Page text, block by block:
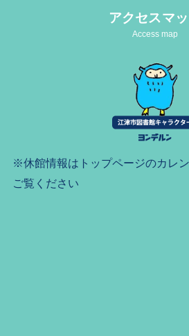
アクセスマ
Access map
※休館情報はトップページのカレ
ご覧ください